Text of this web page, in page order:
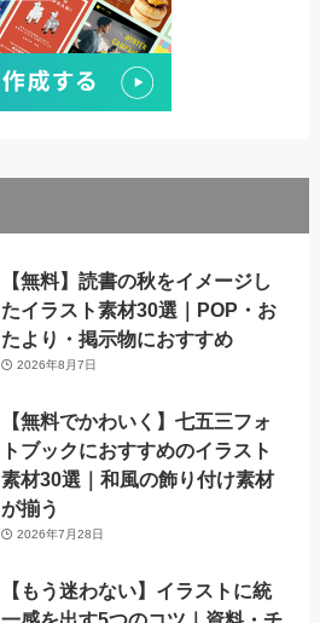
【無料】読書の秋をイメージし
たイラスト素材30選｜POP・お
たより・掲示物におすすめ
2026年8月7日
【無料でかわいく】七五三フォ
トブックにおすすめのイラスト
素材30選｜和風の飾り付け素材
が揃う
2026年7月28日
【もう迷わない】イラストに統